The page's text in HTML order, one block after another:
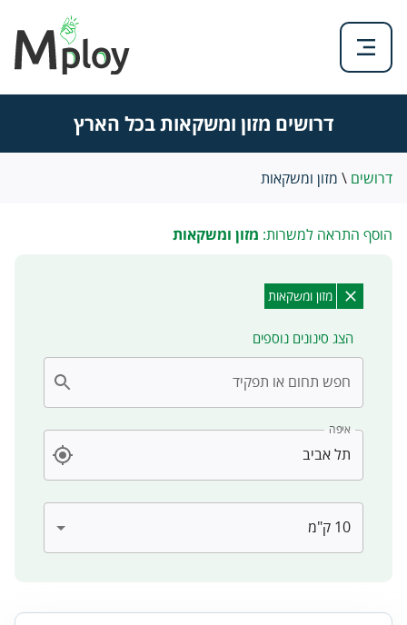
דרושים מזון ומשקאות בכל הארץ
דרושים \ מזון ומשקאות
הוסף התראה למשרות: מזון ומשקאות
מזון ומשקאות
הצג סינונים נוספים
חפש תחום או תפקיד
איפה